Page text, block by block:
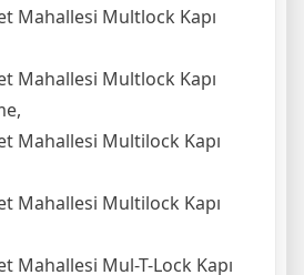
Mahallesi Multlock Kapı
Mahallesi Multlock Kapı
Mahallesi Multilock Kapı
Mahallesi Multilock Kapı
Mahallesi Mul-T-Lock Kapı